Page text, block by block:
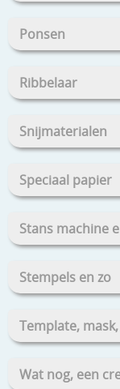
Ponsen
Ribbelaar
Snijmaterialen
Speciaal papier
Stans machine
Stempels en zo
Template,
Wat nog, een